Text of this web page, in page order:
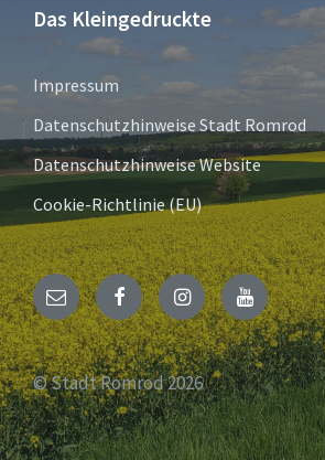
Das Kleingedruckte
Impressum
Datenschutzhinweise Stadt Romrod
Datenschutzhinweise Website
Cookie-Richtlinie (EU)
E-
Mail
FacebookInstagramYouTube
© Stadt Romrod 2026